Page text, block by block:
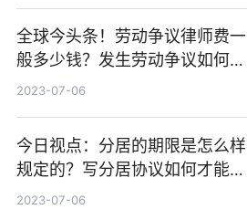
全球今头条！劳动争议律师费一
般多少钱？发生劳动争议如何算
工资？
2023-07-06
今日视点：分居的期限是怎么样
规定的？写分居协议如何才能有
效？
2023-07-06